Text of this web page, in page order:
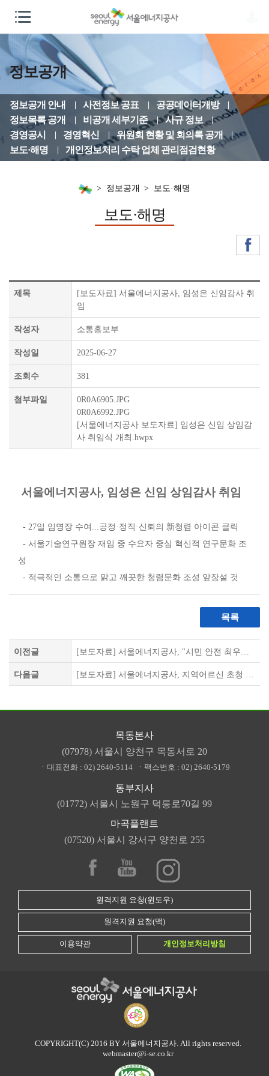
정보공개
정보공개 안내 사전정보 공표
공공데이터개방
정보목록 공개
비공개 세부기준
사규 정보
경영공시
경영혁신
위원회 현황 및 회의록 공개
보도·해명
개인정보처리 수탁 업체 관리점검현황
정보공개 보도·해명
보도·해명
제목
[보도자료] 서울에너지공사, 임성은 신임감사 취
임
작성자 소통홍보부
작성일 2025-06-27
조회수 381
첨부파일
0R0A6905.JPG
0R0A6992.JPG
[서울에너지공사 보도자료] 임성은 신임 상임감
사 취임식 개최.hwpx
서울에너지공사, 임성은 신임 상임감사 취임
- 27일 임명장 수여...공정·정직·신뢰의 新청렴 아이콘 클릭
- 서울기술연구원장 재임 중 수요자 중심 혁신적 연구문화 조
성
- 적극적인 소통으로 맑고 깨끗한 청렴문화 조성 앞장설 것
목록
이전글
다음글
목동본사
(07978) 서울시 양천구 목동서로 20
ㆍ대표전화 : 02) 2640-5114 ㆍ팩스번호 : 02) 2640-5179
동부지사
(01772) 서울시 노원구 덕릉로70길 99
마곡플랜트
(07520) 서울시 강서구 양천로 255
원격지원 요청(윈도우)
원격지원 요청(맥)
이용약관 개인정보처리방침
COPYRIGHT(C) 2016 BY 서울에너지공사. All rights reserved.
webmaster@i-se.co.kr